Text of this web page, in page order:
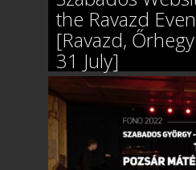
the Ravazd
[Ravazd,
31 July]